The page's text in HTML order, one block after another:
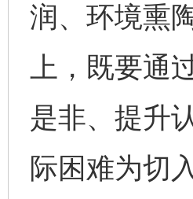
润、环境熏
上，既要通
是非、提升
际困难为切